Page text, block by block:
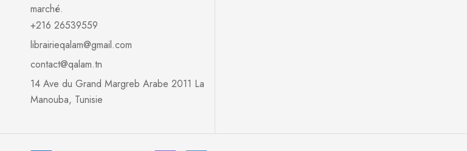
marché.
+216 26539559
librairieqalam@gmail.com
contact@qalam.tn
14 Ave du Grand Margreb Arabe 2011 La
Manouba, Tunisie